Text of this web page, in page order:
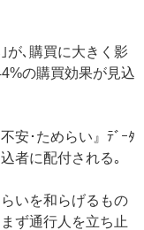
が､購買に大きく影
の購買効果が見込
安･ためらい』ﾃﾞｰﾀ
者に配付される｡
いを和らげるもの
ず通行人を立ち止